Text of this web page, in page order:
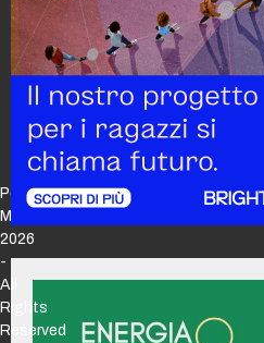
Policy
Maker
2026
-
All
Rights
Reserved